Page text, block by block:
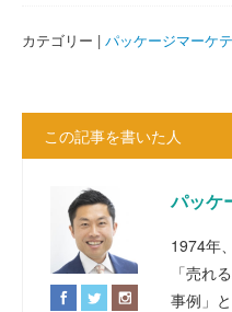
カテゴリー | パッケージマーケ
この記事を書いた人
パッケ
1974年
「売れ
事例」